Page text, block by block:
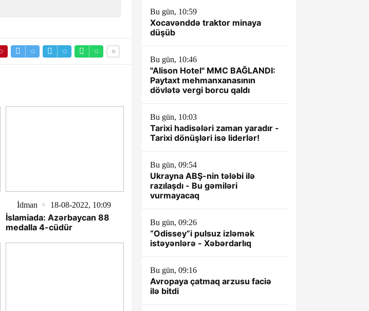
İdman 18-08-2022, 10:09
İslamiada: Azərbaycan 88
medalla 4-cüdür
Bu gün, 10:59
Xocavənddə traktor minaya
düşüb
Bu gün, 10:46
"Alison Hotel" MMC BAĞLANDI:
Paytaxt mehmanxanasının
dövlətə vergi borcu qaldı
Bu gün, 10:03
Tarixi hadisələri zaman yaradır -
Tarixi dönüşləri isə liderlər!
Bu gün, 09:54
Ukrayna ABŞ-nin tələbi ilə
razılaşdı - Bu gəmiləri
vurmayacaq
Bu gün, 09:26
“Odissey”i pulsuz izləmək
istəyənlərə - Xəbərdarlıq
Bu gün, 09:16
Avropaya çatmaq arzusu faciə
ilə bitdi